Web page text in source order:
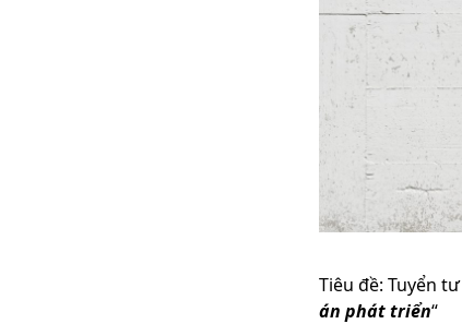
Tiêu đề: Tuyển
án phát triển“